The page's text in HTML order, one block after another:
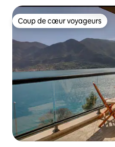
Coup de cœur voyageurs
Coup de cœur voyageurs